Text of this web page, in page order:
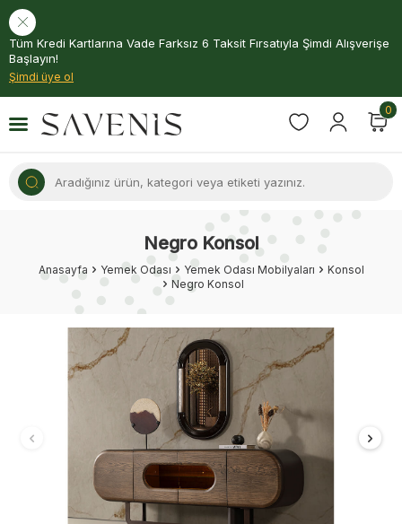
Tüm Kredi Kartlarına Vade Farksız 6 Taksit Fırsatıyla Şimdi Alışverişe
Başlayın!
Şimdi üye ol
0
Negro Konsol
Anasayfa Yemek Odası Yemek Odası Mobilyaları
Konsol
Negro Konsol